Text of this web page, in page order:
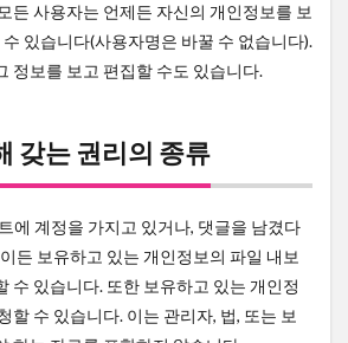
든 사용자는 언제든 자신의 개인정보를 보
있습니다(사용자명은 바꿀 수 없습니다).
정보를 보고 편집할 수도 있습니다.
갖는 권리의 종류
에 계정을 가지고 있거나, 댓글을 남겼다
든 보유하고 있는 개인정보의 파일 내보
수 있습니다. 또한 보유하고 있는 개인정
할 수 있습니다. 이는 관리자, 법, 또는 보